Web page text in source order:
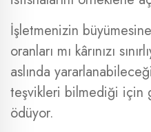
İşletmenizin
oranları mı kârınızı
aslında
teşvikleri bilmediği için
ödüyor.